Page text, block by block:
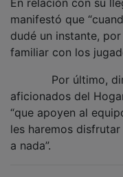
manifestó que
dudé un instante,
familiar con los
aficionados del
“que apoyen al
les haremos
a nada”.